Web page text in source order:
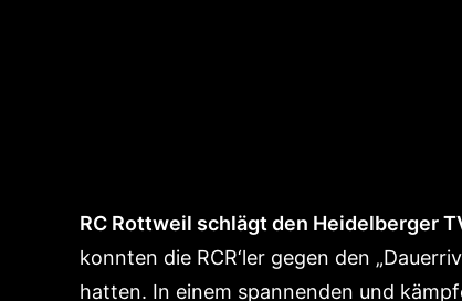
RC Rottweil schlägt den Heidelberger
konnten die RCR‘ler gegen den
hatten. In einem spannenden und